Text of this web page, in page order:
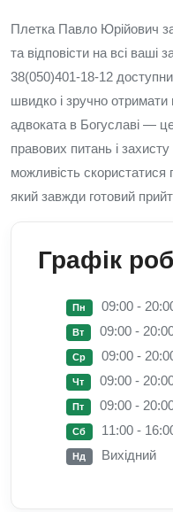
Плетка Павло Юрійович
та відповісти на всі ваші
38(050)401-18-12
швидко і зручно
адвоката в Богуславі —
правових питань і
можливість
який завжди готовий
Графік
Пн 09:00 -
Вт 09:00 -
Ср 09:00 -
Чт 09:00 -
Пт 09:00 -
Сб 11:00 -
Нд Вихідний